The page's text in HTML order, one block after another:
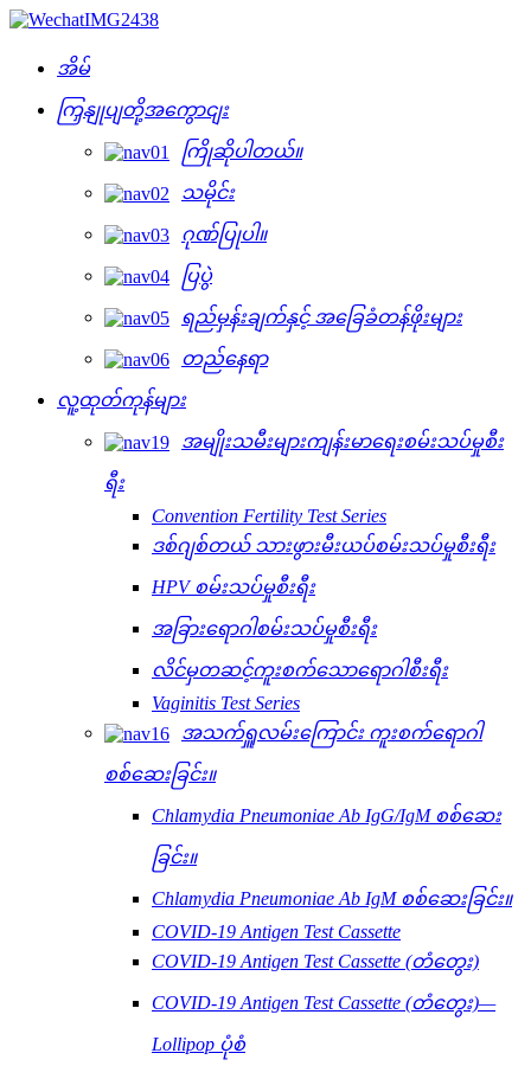
အိမ်
ကြှနျုပျတို့အကွောငျး
ကြိုဆိုပါတယ်။
သမိုင်း
ဂုဏ်ပြုပါ။
ပြပွဲ
ရည်မှန်းချက်နှင့် အခြေခံတန်ဖိုးများ
တည်နေရာ
လူ့ထုတ်ကုန်များ
အမျိုးသမီးများကျန်းမာရေးစမ်းသပ်မှုစီး
ရီး
Convention Fertility Test Series
ဒစ်ဂျစ်တယ် သားဖွားမီးယပ်စမ်းသပ်မှုစီးရီး
HPV စမ်းသပ်မှုစီးရီး
အခြားရောဂါစမ်းသပ်မှုစီးရီး
လိင်မှတဆင့်ကူးစက်သောရောဂါစီးရီး
Vaginitis Test Series
အသက်ရှူလမ်းကြောင်း ကူးစက်ရောဂါ
စစ်ဆေးခြင်း။
Chlamydia Pneumoniae Ab IgG/IgM စစ်ဆေး
ခြင်း။
Chlamydia Pneumoniae Ab IgM စစ်ဆေးခြင်း။
COVID-19 Antigen Test Cassette
COVID-19 Antigen Test Cassette (တံတွေး)
COVID-19 Antigen Test Cassette (တံတွေး)—
Lollipop ပုံစံ